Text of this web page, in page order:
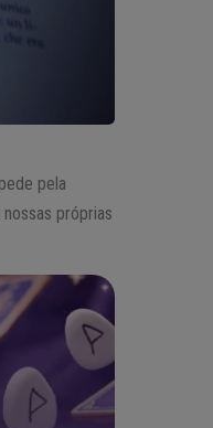
pela
próprias